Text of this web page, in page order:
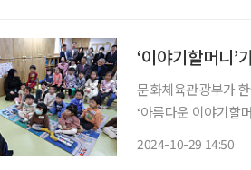
‘이야기할머니’
문화체육관광부가
‘아름다운 이야기할
2024-10-29 14:50